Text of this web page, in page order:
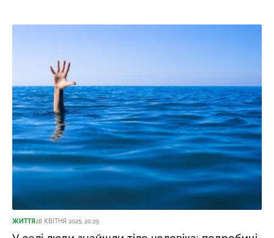
ЖИТТЯ28 КВІТНЯ 2025, 20:29